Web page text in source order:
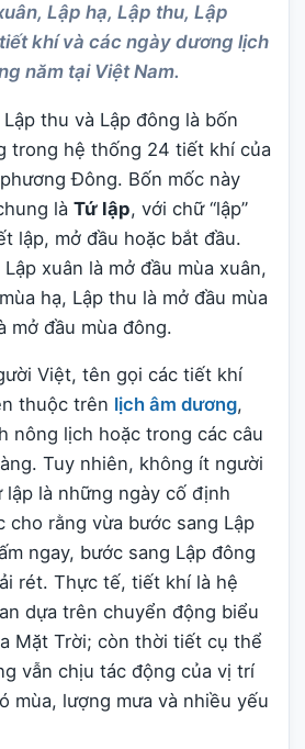
Lập hạ, Lập thu, Lập
khí và các ngày dương lịch
năm tại Việt Nam.
thu và Lập đông là bốn
trong hệ thống 24 tiết khí của
Đông. Bốn mốc này
là Tứ lập, với chữ “lập”
lập, mở đầu hoặc bắt đầu.
xuân là mở đầu mùa xuân,
hạ, Lập thu là mở đầu mùa
mở đầu mùa đông.
Việt, tên gọi các tiết khí
thuộc trên lịch âm dương,
nông lịch hoặc trong các câu
Tuy nhiên, không ít người
lập là những ngày cố định
cho rằng vừa bước sang Lập
ngay, bước sang Lập đông
rét. Thực tế, tiết khí là hệ
dựa trên chuyển động biểu
Mặt Trời; còn thời tiết cụ thể
vẫn chịu tác động của vị trí
mùa, lượng mưa và nhiều yếu